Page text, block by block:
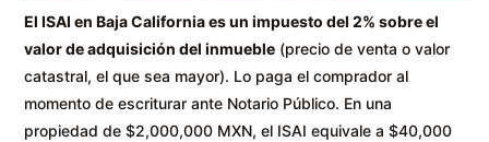
El ISAI en Baja California es un impuesto del 2% sobre el
valor de adquisición del inmueble (precio de venta o valor
catastral, el que sea mayor). Lo paga el comprador al
momento de escriturar ante Notario Público. En una
propiedad de $2,000,000 MXN, el ISAI equivale a $40,000